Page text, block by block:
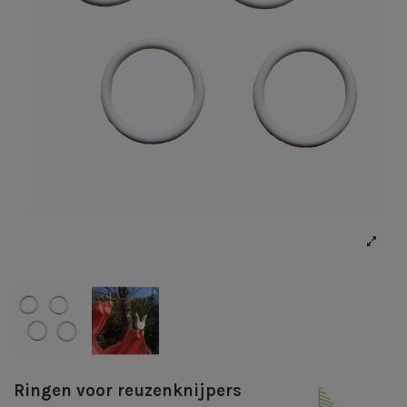
Ringen voor reuzenknijpers